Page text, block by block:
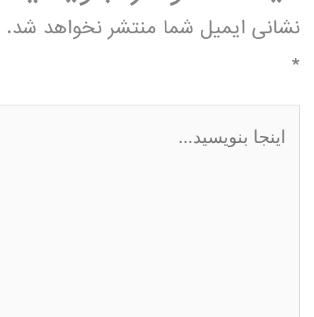
نشانی ایمیل شما منتشر نخواهد شد.
*
بنویسید…